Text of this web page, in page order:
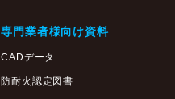
専門業者様向け資料
CADデータ
防耐火認定図書